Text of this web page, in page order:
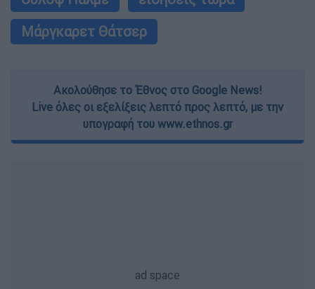
Μάργκαρετ Θάτσερ
Ακολούθησε το Έθνος στο Google News!
Live όλες οι εξελίξεις λεπτό προς λεπτό, με την
υπογραφή του www.ethnos.gr